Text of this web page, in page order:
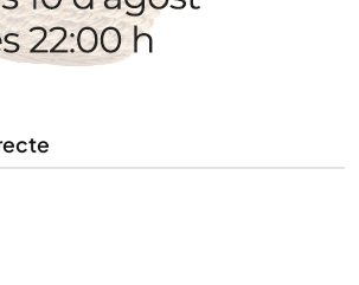
seleccionada i enviada directament
te al nostre butlletí i segueix
importa.